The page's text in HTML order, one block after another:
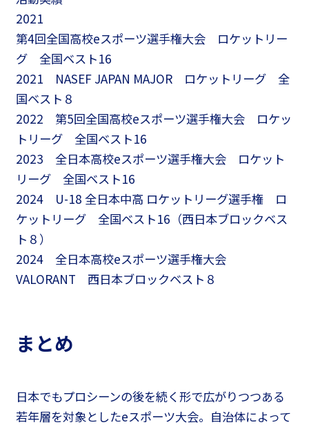
2021
第4回全国高校eスポーツ選手権大会 ロケットリー
グ 全国ベスト16
2021 NASEF JAPAN MAJOR ロケットリーグ 全
国ベスト８
2022 第5回全国高校eスポーツ選手権大会 ロケッ
トリーグ 全国ベスト16
2023 全日本高校eスポーツ選手権大会 ロケット
リーグ 全国ベスト16
2024 U-18 全日本中高 ロケットリーグ選手権 ロ
ケットリーグ 全国ベスト16（西日本ブロックベス
ト８）
2024 全日本高校eスポーツ選手権大会
VALORANT 西日本ブロックベスト８
まとめ
日本でもプロシーンの後を続く形で広がりつつある
若年層を対象としたeスポーツ大会。自治体によって